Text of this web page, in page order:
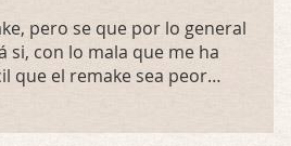
pero se que por lo general
si, con lo mala que me ha
que el remake sea peor…